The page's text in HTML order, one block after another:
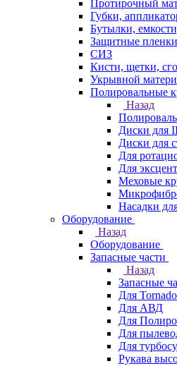
Протирочный
Губки,
Бутылки,
Защитные
СИЗ
Кисти, щетки,
Укрывной
Полировальные
Назад
Диски для
Диски для
Для
Для
Меховые
Насадки
Оборудование
Назад
Оборудование
Запасные части
Назад
Запасные
Для
Для АВД
Для
Для
Для
Рукава